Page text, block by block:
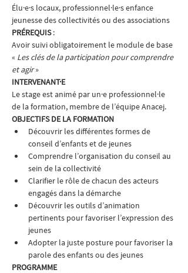
Élu·e·s locaux, professionnel·le·s enfance
jeunesse des collectivités ou des associations
PRÉREQUIS :
Avoir suivi obligatoirement le module de base
« Les clés de la participation pour comprendre
et agir »
INTERVENANT·E
Le stage est animé par un·e professionnel·le
de la formation, membre de l’équipe Anacej.
OBJECTIFS DE LA FORMATION
Découvrir les différentes formes de
conseil d’enfants et de jeunes
Comprendre l’organisation du conseil au
sein de la collectivité
Clarifier le rôle de chacun des acteurs
engagés dans la démarche
Découvrir les outils d’animation
pertinents pour favoriser l’expression des
jeunes
Adopter la juste posture pour favoriser la
parole des enfants ou des jeunes
PROGRAMME